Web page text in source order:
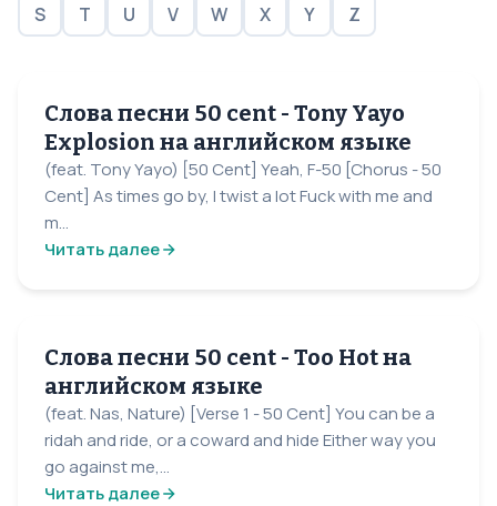
S
T U V W X Y Z
Слова песни 50 cent - Tony Yayo
Explosion на английском языке
(feat. Tony Yayo) [50 Cent] Yeah, F-50 [Chorus - 50
Cent] As times go by, I twist a lot Fuck with me and
m...
Читать далее
Слова песни 50 cent - Too Hot на
английском языке
(feat. Nas, Nature) [Verse 1 - 50 Cent] You can be a
ridah and ride, or a coward and hide Either way you
go against me,...
Читать далее